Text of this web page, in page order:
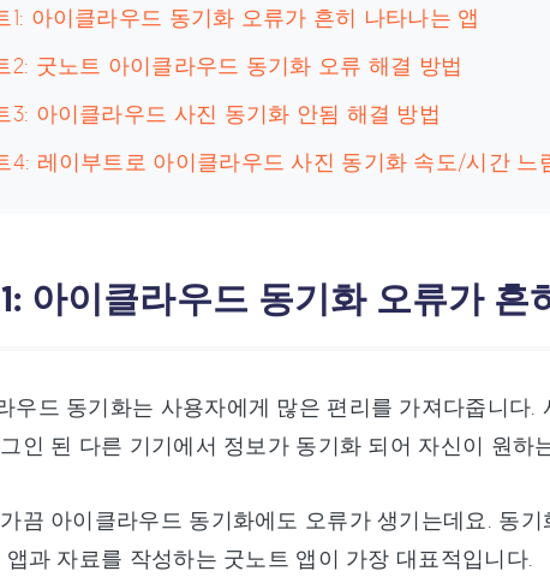
1: 아이클라우드 동기화 오류가 흔히 나타나는 앱
2: 굿노트 아이클라우드 동기화 오류 해결 방법
3: 아이클라우드 사진 동기화 안됨 해결 방법
4: 레이부트로 아이클라우드 사진 동기화 속도/시간 느
아이클라우드 동기화 오류가 흔
우드 동기화는 사용자에게 많은 편리를 가져다줍니다
인 된 다른 기기에서 정보가 동기화 되어 자신이 원하
끔 아이클라우드 동기화에도 오류가 생기는데요. 동
앱과 자료를 작성하는 굿노트 앱이 가장 대표적입니다.